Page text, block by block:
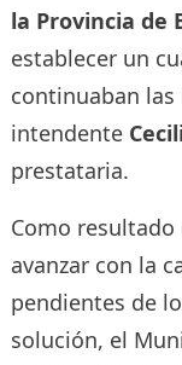
la Provincia de
establecer un
continuaban las
intendente
prestataria.
Como resultado
avanzar con la
pendientes de
solución, el